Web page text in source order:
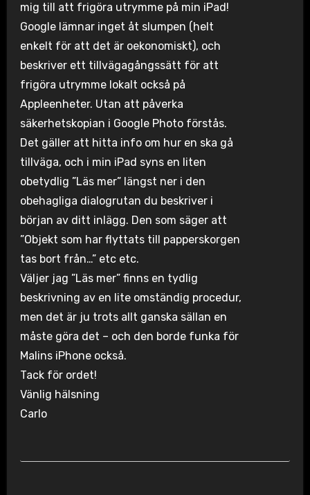
mig till att frigöra utrymme på min iPad!
Google lämnar inget åt slumpen (helt
enkelt för att det är oekonomiskt), och
beskriver ett tillvägagångssätt för att
frigöra utrymme lokalt också på
Appleenheter. Utan att påverka
säkerhetskopian i Google Photo förstås.
Det gäller att hitta info om hur en ska gå
tillväga, och i min iPad syns en liten
obetydlig ”Läs mer” längst ner i den
obehagliga dialogrutan du beskriver i
början av ditt inlägg. Den som säger att
”Objekt som har flyttats till papperskorgen
tas bort från…” etc etc.
Väljer jag ”Läs mer” finns en tydlig
beskrivning av en lite omständig procedur,
men det är ju trots allt ganska sällan en
måste göra det – och den borde funka för
Malins iPhone också.
Tack för ordet!
Vänlig hälsning
Carlo